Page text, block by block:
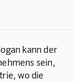
kann der
sein,
wo die